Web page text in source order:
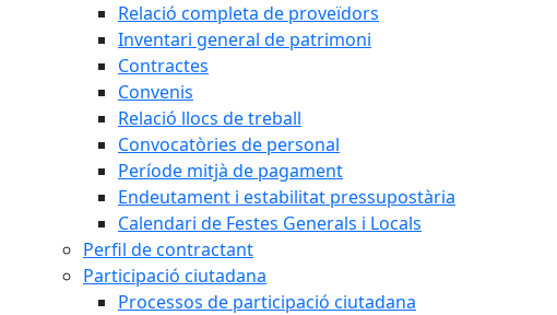
Relació completa de proveïdors
Inventari general de patrimoni
Contractes
Convenis
Relació llocs de treball
Convocatòries de personal
Període mitjà de pagament
Endeutament i estabilitat pressupostària
Calendari de Festes Generals i Locals
Perfil de contractant
Participació ciutadana
Processos de participació ciutadana